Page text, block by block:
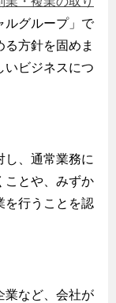
ルグループ」で
方針を固めま
いビジネスにつ
し、通常業務に
ことや、みずか
を行うことを認
業など、会社が